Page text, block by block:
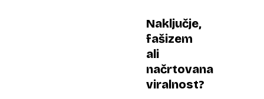
Naključje,
fašizem
ali
načrtovana
viralnost?